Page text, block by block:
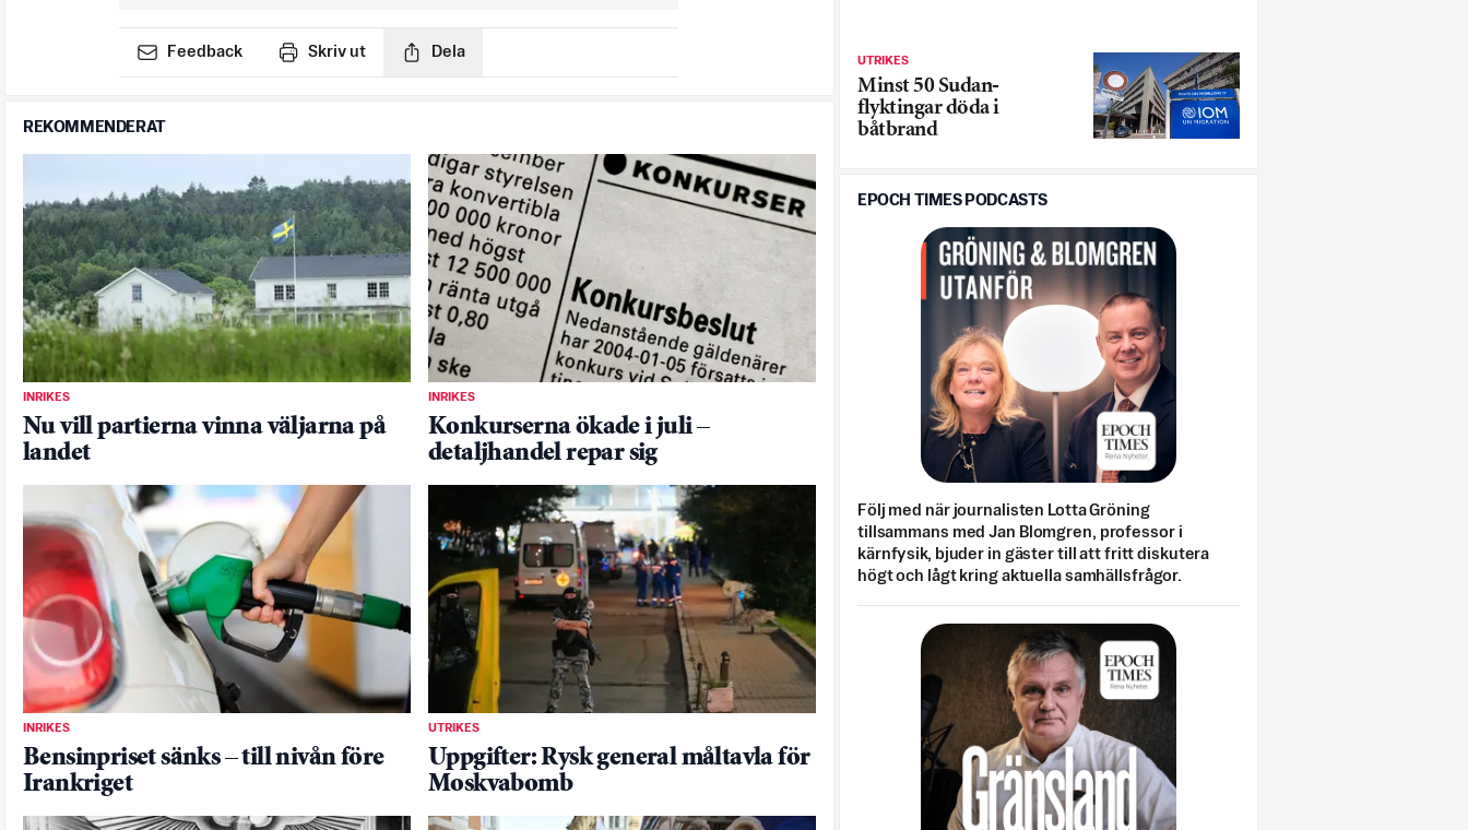
Feedback Skriv ut Dela
REKOMMENDERAT
INRIKES
Nu vill partierna vinna väljarna på
landet
INRIKES
Konkurserna ökade i juli –
detaljhandel repar sig
INRIKES
Bensinpriset sänks – till nivån före
Irankriget
UTRIKES
Uppgifter: Rysk general måltavla för
Moskvabomb
UTRIKES
Minst 50 Sudan-
flyktingar döda i
båtbrand
EPOCH TIMES PODCASTS
Följ med när journalisten Lotta Gröning
tillsammans med Jan Blomgren, professor i
kärnfysik, bjuder in gäster till att fritt diskutera
högt och lågt kring aktuella samhällsfrågor.